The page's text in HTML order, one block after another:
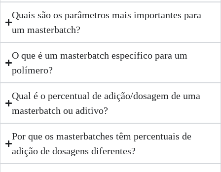
Quais são os parâmetros mais importantes para
um masterbatch?
O que é um masterbatch específico para um
polímero?
Qual é o percentual de adição/dosagem de uma
masterbatch ou aditivo?
Por que os masterbatches têm percentuais de
adição de dosagens diferentes?